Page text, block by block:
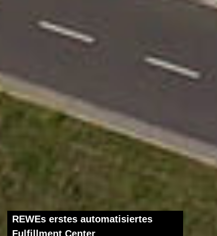
REWEs erstes automatisiertes
Fulfillment Center